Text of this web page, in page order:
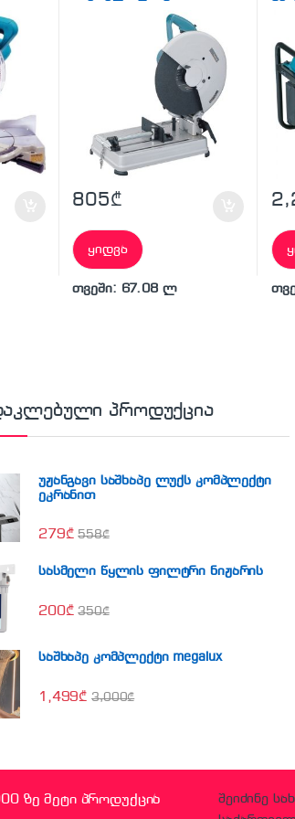
805₾
ყიდვა
თვეში: 67.08 ლ
პროდუქცია
უჟანგავი საშხაპე ლუქს კომპლექტი
ეკრანით
279₾ 558₾
სასმელი წყლის ფილტრი ნიჟარის
200₾ 350₾
საშხაპე კომპლექტი megalux
1,499₾ 3,000₾
ზე მეტი პროდუქცია
შეიძინე